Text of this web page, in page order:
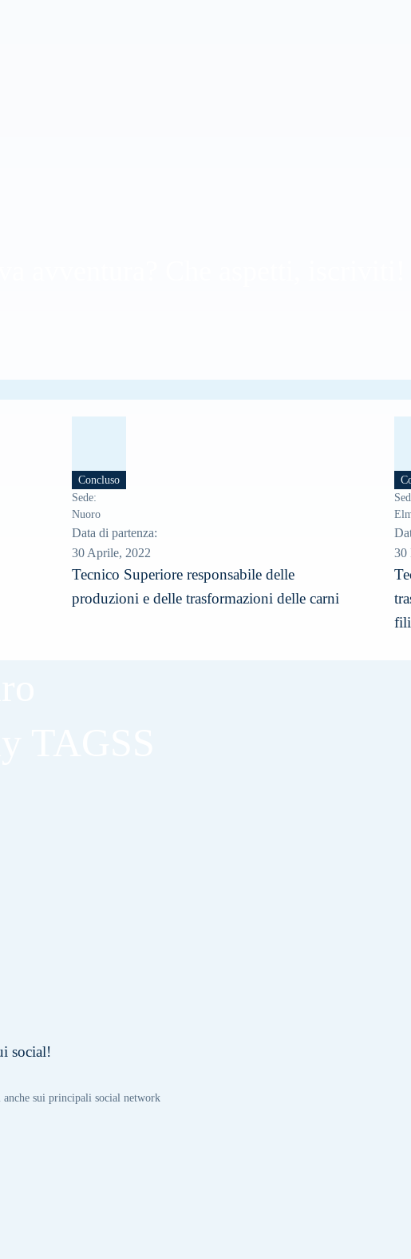
Concluso
Sede:
Nuoro
Data di partenza:
30 Aprile, 2022
Tecnico Superiore responsabile delle
produzioni e delle trasformazioni delle carni
30
social!
anche sui principali social network